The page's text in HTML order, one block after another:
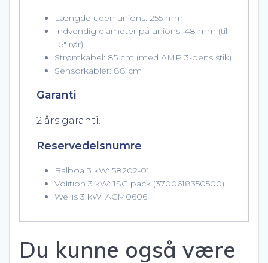
Længde uden unions: 255 mm
Indvendig diameter på unions: 48 mm (til
1.5″ rør)
Strømkabel: 85 cm (med AMP 3-bens stik)
Sensorkabler: 88 cm
Garanti
2 års garanti.
Reservedelsnumre
Balboa 3 kW: 58202-01
Volition 3 kW: 1SG pack (3700618350500)
Wellis 3 kW: ACM0606
Du kunne også være